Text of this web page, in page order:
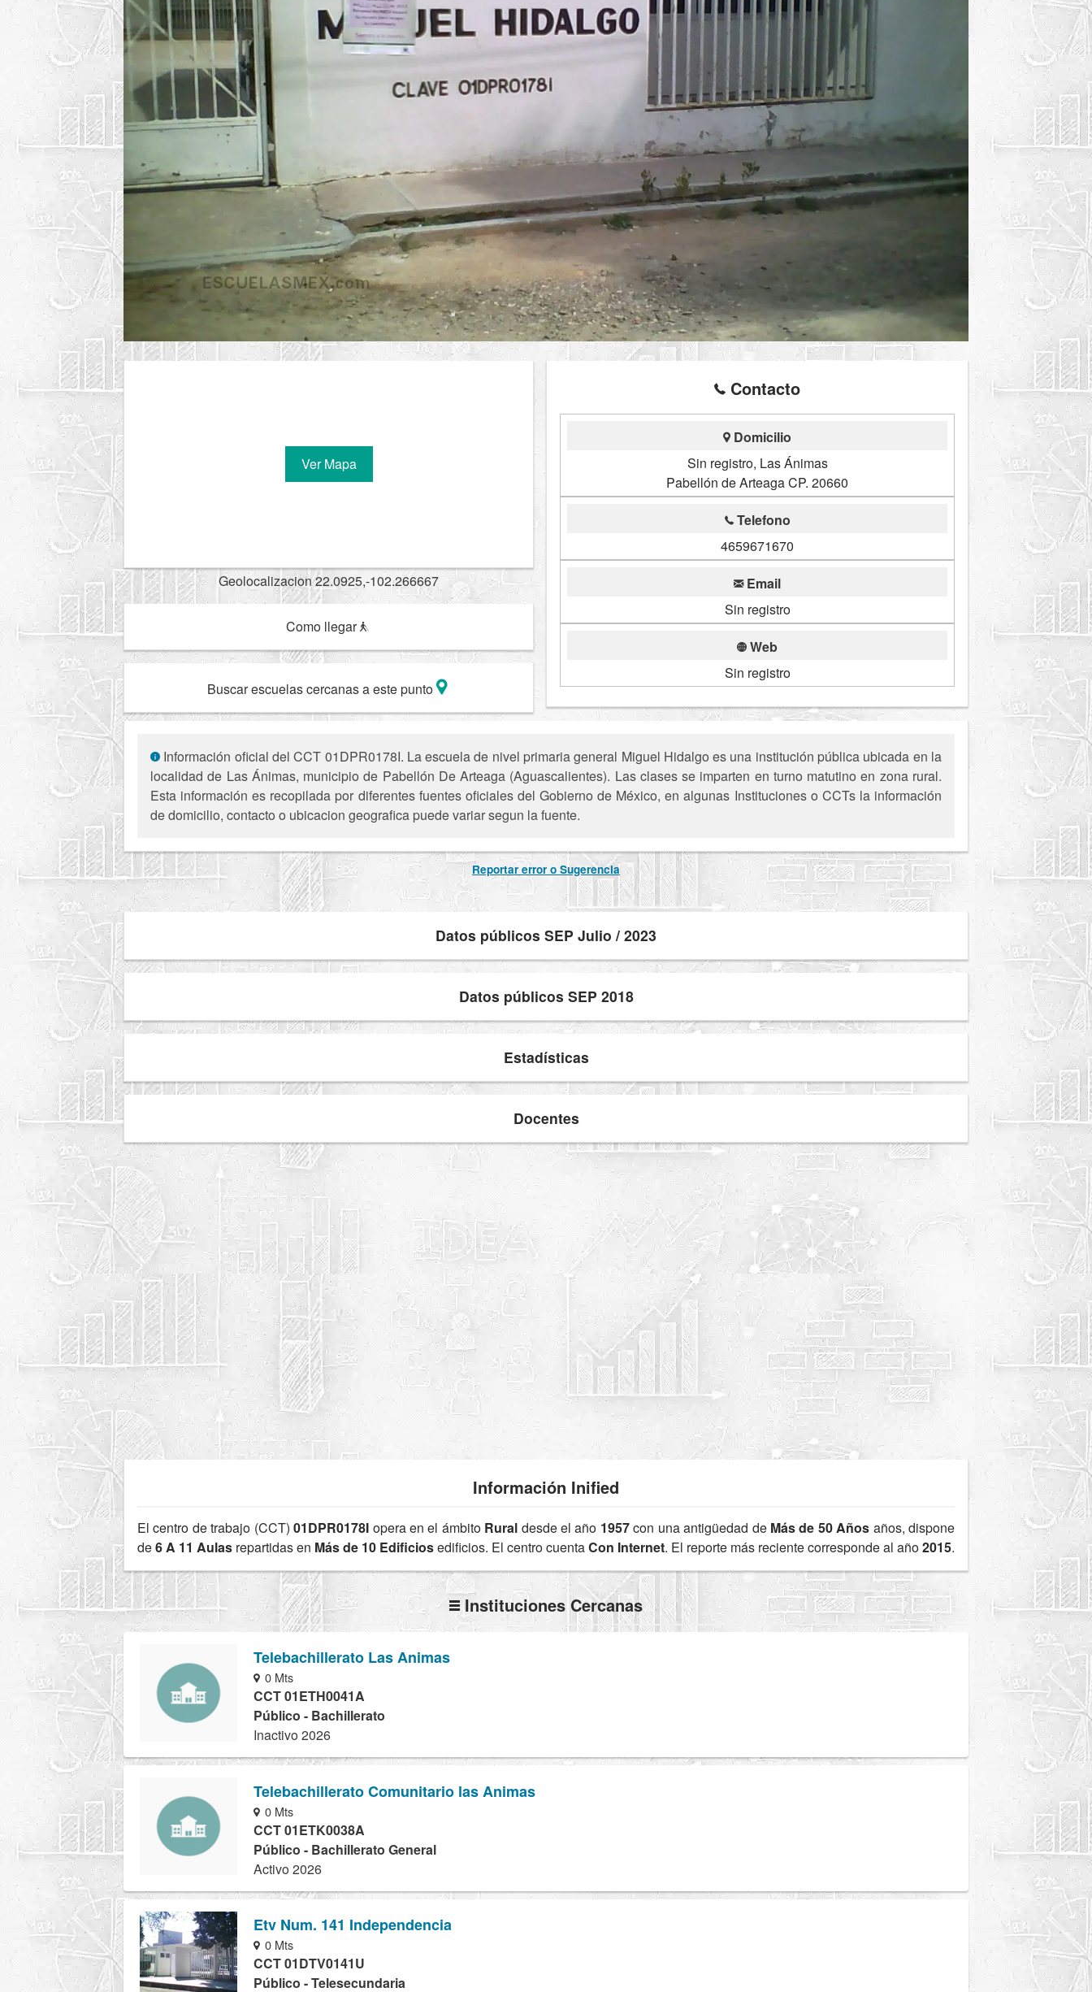
Ver Mapa
Geolocalizacion 22.0925,-102.266667
Como llegar
Buscar escuelas cercanas a este punto
Contacto
Domicilio
Sin registro, Las Ánimas
Pabellón de Arteaga CP. 20660
Telefono
4659671670
Email
Sin registro
Web
Sin registro
Información oficial del CCT 01DPR0178I. La escuela de nivel primaria general Miguel Hidalgo es una institución pública ubicada en la
localidad de Las Ánimas, municipio de Pabellón De Arteaga (Aguascalientes). Las clases se imparten en turno matutino en zona rural.
Esta información es recopilada por diferentes fuentes oficiales del Gobierno de México, en algunas Instituciones o CCTs la información
de domicilio, contacto o ubicacion geografica puede variar segun la fuente.
Reportar error o Sugerencia
Datos públicos SEP Julio / 2023
Datos públicos SEP 2018
Estadísticas
Docentes
Información Inified
El centro de trabajo (CCT)01DPR0178I opera en el ámbito Rural desde el año 1957con una antigüedad de Más de 50 Años años, dispone
de6 A 11 Aulas repartidas en Más de 10 Edificiosedificios. El centro cuentaCon Internet. El reporte más reciente corresponde al año2015.
Instituciones Cercanas
Telebachillerato Las Animas
0 Mts
CCT 01ETH0041A
Público - Bachillerato
Inactivo 2026
Telebachillerato Comunitario las Animas
0 Mts
CCT 01ETK0038A
Público - Bachillerato General
Activo 2026
Etv Num. 141 Independencia
0 Mts
CCT 01DTV0141U
Público - Telesecundaria